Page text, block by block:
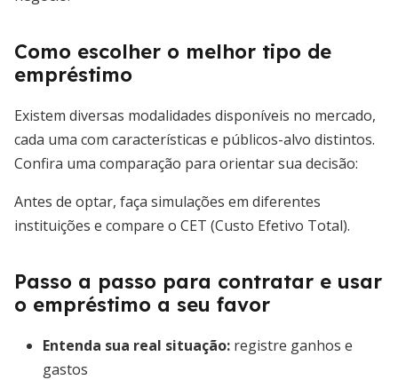
Como escolher o melhor tipo de
empréstimo
Existem diversas modalidades disponíveis no mercado,
cada uma com características e públicos-alvo distintos.
Confira uma comparação para orientar sua decisão:
Antes de optar, faça simulações em diferentes
instituições e compare o CET (Custo Efetivo Total).
Passo a passo para contratar e usar
o empréstimo a seu favor
Entenda sua real situação: registre ganhos e
gastos